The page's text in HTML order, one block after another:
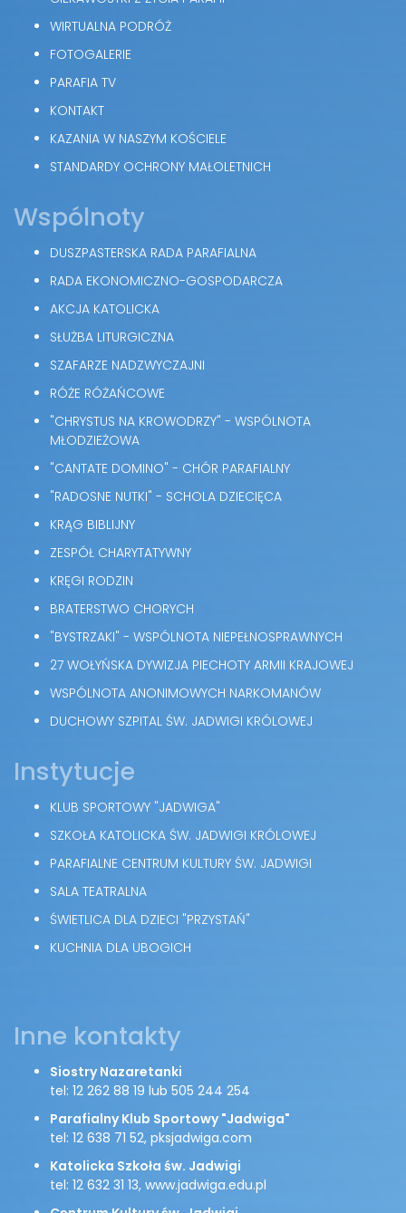
WIRTUALNA PODRÓŻ
FOTOGALERIE
PARAFIA TV
KONTAKT
KAZANIA W NASZYM KOŚCIELE
STANDARDY OCHRONY MAŁOLETNICH
Wspólnoty
DUSZPASTERSKA RADA PARAFIALNA
RADA EKONOMICZNO-GOSPODARCZA
AKCJA KATOLICKA
SŁUŻBA LITURGICZNA
SZAFARZE NADZWYCZAJNI
RÓŻE RÓŻAŃCOWE
"CHRYSTUS NA KROWODRZY" - WSPÓLNOTA
MŁODZIEŻOWA
"CANTATE DOMINO" - CHÓR PARAFIALNY
"RADOSNE NUTKI" - SCHOLA DZIECIĘCA
KRĄG BIBLIJNY
ZESPÓŁ CHARYTATYWNY
KRĘGI RODZIN
BRATERSTWO CHORYCH
"BYSTRZAKI" - WSPÓLNOTA NIEPEŁNOSPRAWNYCH
27 WOŁYŃSKA DYWIZJA PIECHOTY ARMII KRAJOWEJ
WSPÓLNOTA ANONIMOWYCH NARKOMANÓW
DUCHOWY SZPITAL ŚW. JADWIGI KRÓLOWEJ
Instytucje
KLUB SPORTOWY "JADWIGA"
SZKOŁA KATOLICKA ŚW. JADWIGI KRÓLOWEJ
PARAFIALNE CENTRUM KULTURY ŚW. JADWIGI
SALA TEATRALNA
ŚWIETLICA DLA DZIECI "PRZYSTAŃ"
KUCHNIA DLA UBOGICH
Inne kontakty
Siostry Nazaretanki
tel: 12 262 88 19 lub 505 244 254
Parafialny Klub Sportowy "Jadwiga"
tel: 12 638 71 52, pksjadwiga.com
Katolicka Szkoła św. Jadwigi
tel: 12 632 31 13, www.jadwiga.edu.pl